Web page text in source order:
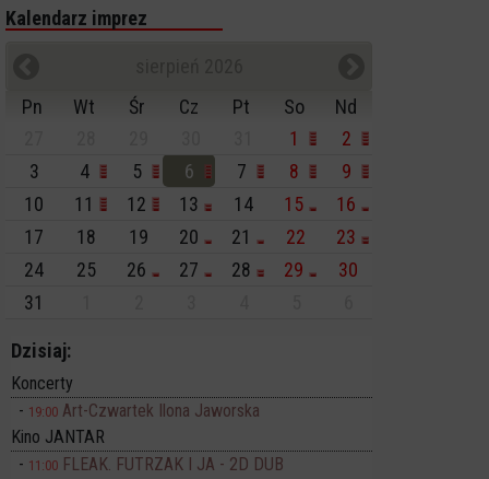
Kalendarz imprez
Pn
Wt Śr Cz Pt So
Nd
1
2
3
4 5 6 7 8
9
10
11 12 13 14 15
16
17
18 19 20 21 22
23
24
25 26 27 28 29
30
31
Dzisiaj:
Koncerty
19:00 Art-Czwartek Ilona Jaworska
Kino JANTAR
11:00 FLEAK. FUTRZAK I JA - 2D DUB